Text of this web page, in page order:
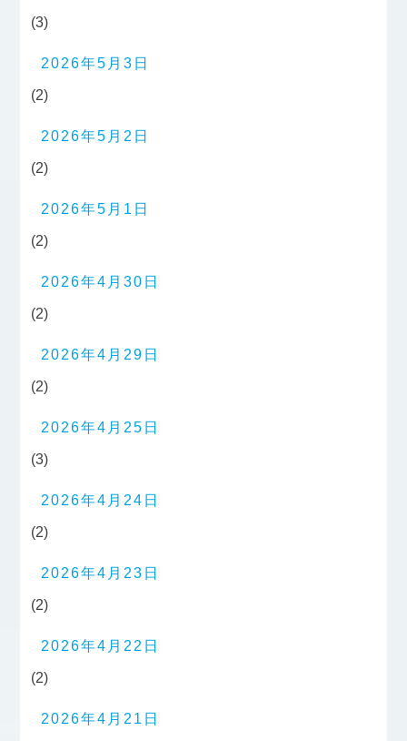
(3)
2026年5月3日
(2)
2026年5月2日
(2)
2026年5月1日
(2)
2026年4月30日
(2)
2026年4月29日
(2)
2026年4月25日
(3)
2026年4月24日
(2)
2026年4月23日
(2)
2026年4月22日
(2)
2026年4月21日